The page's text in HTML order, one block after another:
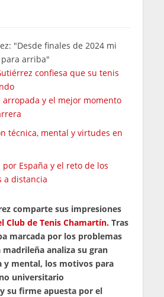
"Desde finales de 2024 mi
arriba"
confiesa que su tenis
arropada y el mejor momento
técnica, mental y virtudes en
por España y el reto de los
a distancia
comparte sus impresiones
Club de Tenis Chamartín. Tras
marcada por los problemas
analiza su gran
y mental, los motivos para
universitario
su firme apuesta por el